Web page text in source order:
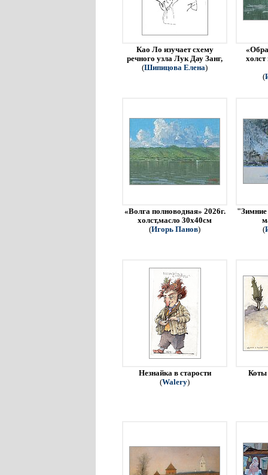
Као Ло изучает схему
речного узла Лук Дау Занг,
(Шипицова Елена)
холст
(
«Волга полноводная» 2026г.
холст,масло 30х40см
(Игорь Панов)
"Зимние
(
Незнайка в старости
(Walery)
Коты